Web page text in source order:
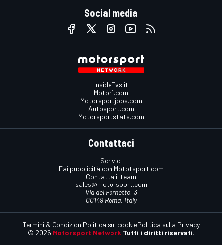
Social media
InsideEvs.it
Motor1.com
Motorsportjobs.com
Autosport.com
Motorsportstats.com
Contattaci
Scrivici
Fai pubblicità con Mototsport.com
Contatta il team
sales@motorsport.com
Via del Fornetto, 3
00149 Roma, Italy
© 2026 Motorsport Network Tutti i diritti riservati.
Termini & CondizioniPolitica sui cookiePolitica sulla Privacy